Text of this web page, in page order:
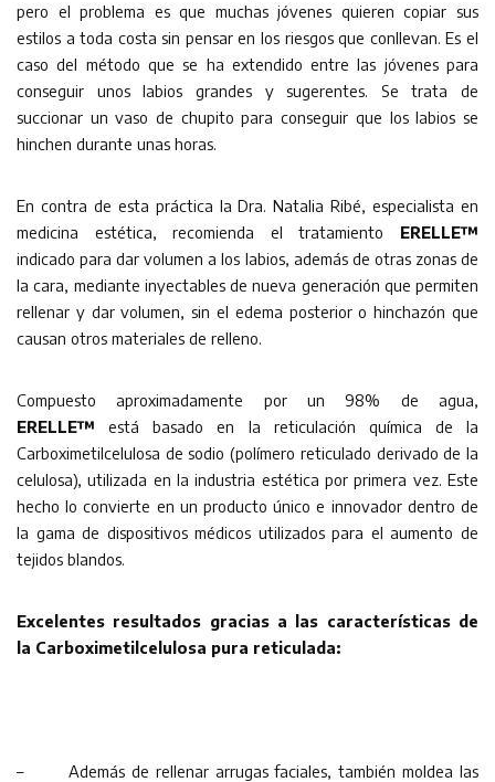
pero el problema es que muchas jóvenes quieren copiar sus
estilos a toda costa sin pensar en los riesgos que conllevan. Es el
caso del método que se ha extendido entre las jóvenes para
conseguir unos labios grandes y sugerentes. Se trata de
succionar un vaso de chupito para conseguir que los labios se
hinchen durante unas horas.
En contra de esta práctica la Dra. Natalia Ribé, especialista en
medicina estética, recomienda el tratamiento ERELLE™
indicado para dar volumen a los labios, además de otras zonas de
la cara, mediante inyectables de nueva generación que permiten
rellenar y dar volumen, sin el edema posterior o hinchazón que
causan otros materiales de relleno.
Compuesto aproximadamente por un 98% de agua,
ERELLE™ está basado en la reticulación química de la
Carboximetilcelulosa de sodio (polímero reticulado derivado de la
celulosa), utilizada en la industria estética por primera vez. Este
hecho lo convierte en un producto único e innovador dentro de
la gama de dispositivos médicos utilizados para el aumento de
tejidos blandos.
Excelentes resultados gracias a las características de
la Carboximetilcelulosa pura reticulada:
– Además de rellenar arrugas faciales, también moldea las